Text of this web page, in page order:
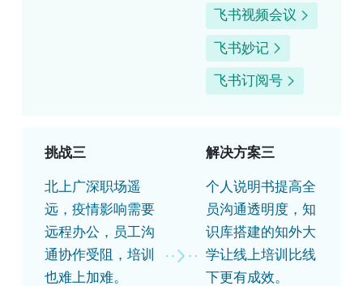
飞书视频会议
飞书妙记
飞书订阅号
挑战三
北上广深职场遥
远，疫情影响需要
远程办公，员工沟
通协作受阻，培训
也难上加难。
解决方案三
个人说明书提高全
员沟通透明度，知
识库搭建的知外大
学让线上培训比线
下更有成效。